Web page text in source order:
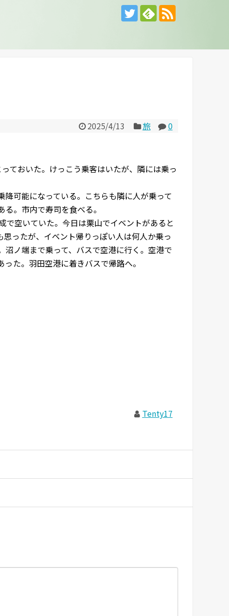
2025/4/13 旅
0
ておいた。けっこう乗客はいたが、隣には乗っ
可能になっている。こちらも隣に人が乗って
。市内で寿司を食べる。
空いていた。今日は栗山でイベントがあると
ったが、イベント帰りっぽい人は何人か乗っ
ノ端まで乗って、バスで空港に行く。空港で
た。羽田空港に着きバスで帰路へ。
Tenty17